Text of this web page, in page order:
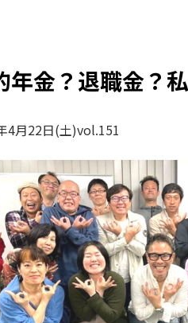
年金？退職金？
4月22日(土)vol.151